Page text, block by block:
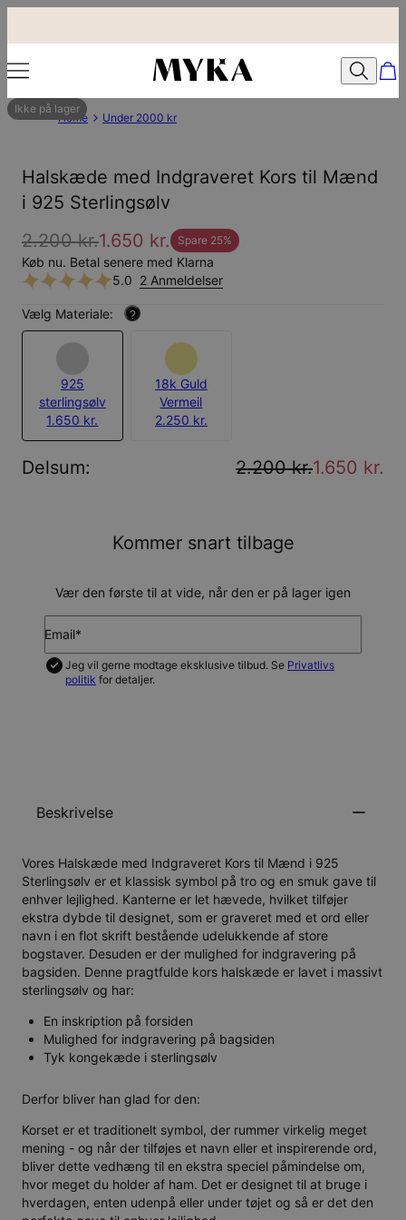
Ikke på lager
Home Under 2000 kr
Halskæde med Indgraveret Kors til Mænd
i 925 Sterlingsølv
2.200 kr.1.650 kr. Spare 25%
Køb nu. Betal senere med Klarna
5.0 2 Anmeldelser
Vælg Materiale: ?
925
sterlingsølv
1.650 kr.
18k Guld
Vermeil
2.250 kr.
Delsum: 2.200 kr.1.650 kr.
Kommer snart tilbage
Vær den første til at vide, når den er på lager igen
Email*
Jeg vil gerne modtage eksklusive tilbud. Se Privatlivs
politik for detaljer.
Beskrivelse
Vores Halskæde med Indgraveret Kors til Mænd i 925
Sterlingsølv er et klassisk symbol på tro og en smuk gave til
enhver lejlighed. Kanterne er let hævede, hvilket tilføjer
ekstra dybde til designet, som er graveret med et ord eller
navn i en flot skrift bestående udelukkende af store
bogstaver. Desuden er der mulighed for indgravering på
bagsiden. Denne pragtfulde kors halskæde er lavet i massivt
sterlingsølv og har:
En inskription på forsiden
Mulighed for indgravering på bagsiden
Tyk kongekæde i sterlingsølv
Derfor bliver han glad for den:
Korset er et traditionelt symbol, der rummer virkelig meget
mening - og når der tilføjes et navn eller et inspirerende ord,
bliver dette vedhæng til en ekstra speciel påmindelse om,
hvor meget du holder af ham. Det er designet til at bruge i
hverdagen, enten udenpå eller under tøjet og så er det den